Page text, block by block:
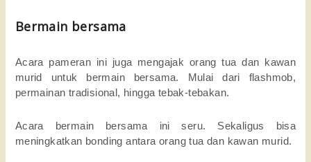
Bermain bersama
Acara pameran ini juga mengajak orang tua dan kawan
murid untuk bermain bersama. Mulai dari flashmob,
permainan tradisional, hingga tebak-tebakan.
Acara bermain bersama ini seru. Sekaligus bisa
meningkatkan bonding antara orang tua dan kawan murid.